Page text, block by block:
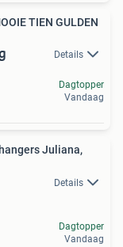
TIEN GULDEN
Details
Dagtopper
Vandaag
Juliana,
Details
Dagtopper
Vandaag